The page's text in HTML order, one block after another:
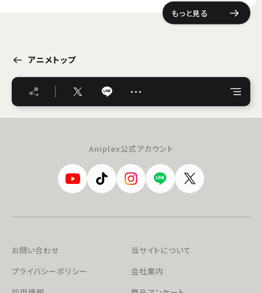
もっと見る
アニメトップ
…
Aniplex公式アカウント
お問い合わせ
当サイトについて
プライバシーポリシー
会社案内